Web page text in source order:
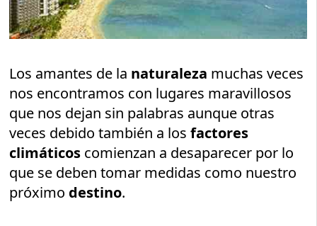
Los amantes de la naturaleza muchas veces
nos encontramos con lugares maravillosos
que nos dejan sin palabras aunque otras
veces debido también a losfactores
climáticos comienzan a desaparecer por lo
que se deben tomar medidas como nuestro
próximo destino.